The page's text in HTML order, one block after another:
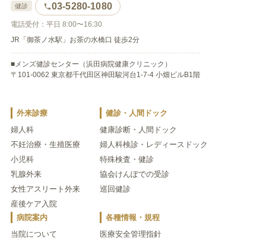
健診 03-5280-1080
電話受付：平日 8:00〜16:30
JR「御茶ノ水駅」お茶の水橋口 徒歩2分
■メンズ健診センター（浜田病院健康クリニック）
〒101-0062 東京都千代田区神田駿河台1-7-4 小畑ビルB1階
外来診療
婦人科
不妊治療・生殖医療
小児科
乳腺外来
女性アスリート外来
産後ケア入院
健診・人間ドック
健康診断・人間ドック
婦人科検診・レディースドック
特殊検査・健診
協会けんぽでの受診
巡回健診
病院案内
当院について
各種情報・規程
医療安全管理指針